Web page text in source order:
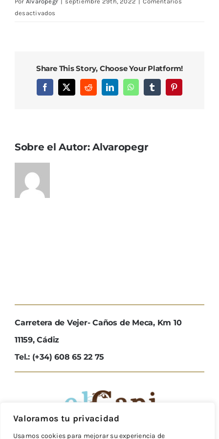
Valoramos tu privacidad
Usamos cookies para mejorar su experiencia de
desactivados
Share This Story, Choose Your Platform!
Facebook
X RedditLinkedInWhatsAppTumblrPinterest
Sobre el Autor:Alvaropegr
Carretera de Vejer- Caños de Meca, Km 10
11159, Cádiz
Tel.: (+34) 608 65 22 75